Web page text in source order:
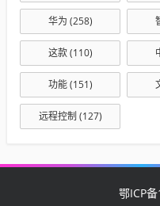
华为 (258)
这款(110)
功能(151)
远程控制 (127)
鄂ICP